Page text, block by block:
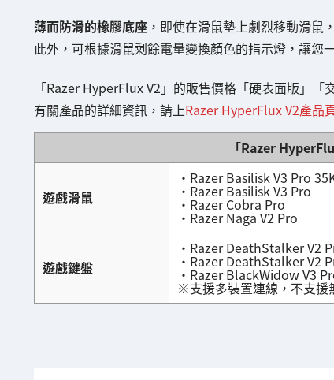
薄而防滑的橡膠底座，即使在滑鼠墊上劇烈移動滑鼠
此外，可根據滑鼠剩餘電量變換顏色的指示燈，讓您
「Razer HyperFlux V2」的販售價格「硬表面版」「
有關產品的詳細資訊，請上Razer HyperFlux V2產品
「Razer
遊戲滑鼠
・Razer Basilisk V3 Pro
・Razer Basilisk V3 Pro
・Razer Cobra Pro
・Razer Naga V2 Pro
遊戲鍵盤
・Razer DeathStalker V2
・Razer DeathStalker V2
・Razer BlackWidow V3
※支援多裝置連線，不支援